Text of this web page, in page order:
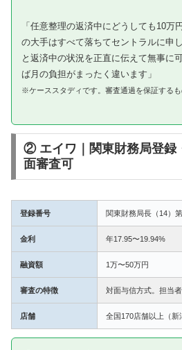
「任意整理の返済中にどうしても10万
の大手はすべて落ちてセントラルに申
と返済中の状況を正直に伝えて無事に
ば月の負担がまったく違います」
※ケーススタディです。審査通過を保証する
② エイワ｜関東財務局登録
面審査可
登録番号 関東財務局長（14）
金利 年17.95〜19.94%
融資額 1万〜50万円
審査の特徴 対面与信方式。担当
店舗 全国170店舗以上（新